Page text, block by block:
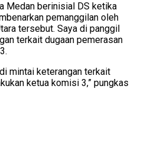
Medan berinisial DS ketika
pemanggilan oleh
tersebut. Saya di panggil
terkait dugaan pemerasan
mintai keterangan terkait
ketua komisi 3,” pungkas